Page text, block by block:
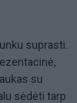
suprasti.
su
sėdėti tarp